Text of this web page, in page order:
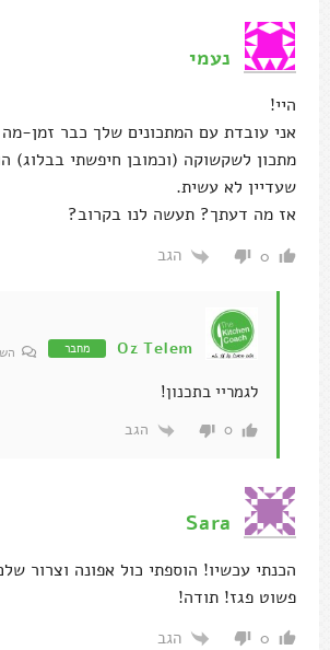
נעמי
היי!
אני עובדת עם המתכונים שלך כבר זמן-מה
מתכון לשקשוקה (וכמובן חיפשתי בבלוג)
שעדיין לא עשית.
אז מה דעתך? תעשה לנו בקרוב?
0 הגב
Oz Telem מחבר
לגמריי בתכנון!
0 הגב
Sara
הכנתי עכשיו! הוספתי כול אפונה וצרור
פשוט פגז! תודה!
0 הגב